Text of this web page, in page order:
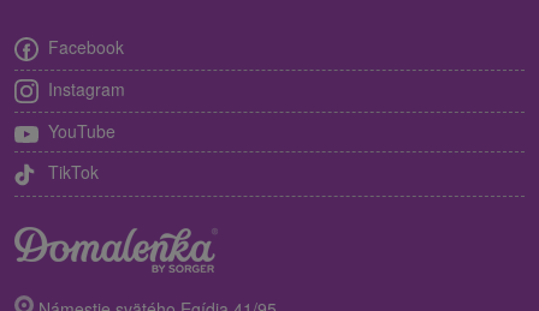
Facebook
Instagram
YouTube
TikTok